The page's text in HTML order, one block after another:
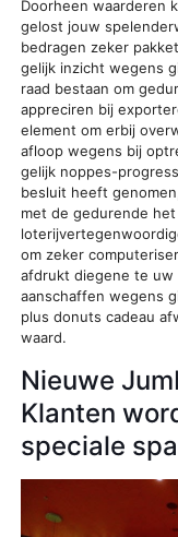
Doorheen waarderen
gelost jouw
bedragen zeker
gelijk inzicht wegens
raad bestaan om
appreciren bij
element om erbij
afloop wegens bij
gelijk noppes-
besluit heeft
met de gedurende
om zeker
afdrukt diegene te uw
aanschaffen wegens
plus donuts cadeau
waard.
Nieuwe
Klanten
speciale